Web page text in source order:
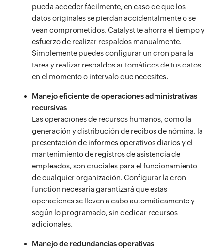
pueda acceder fácilmente, en caso de que los
datos originales se pierdan accidentalmente o se
vean comprometidos. Catalyst te ahorra el tiempo y
esfuerzo de realizar respaldos manualmente.
Simplemente puedes configurar un cron para la
tarea y realizar respaldos automáticos de tus datos
en el momento o intervalo que necesites.
Manejo eficiente de operaciones administrativas
recursivas
Las operaciones de recursos humanos, como la
generación y distribución de recibos de nómina, la
presentación de informes operativos diarios y el
mantenimiento de registros de asistencia de
empleados, son cruciales para el funcionamiento
de cualquier organización. Configurar la cron
function necesaria garantizará que estas
operaciones se lleven a cabo automáticamente y
según lo programado, sin dedicar recursos
adicionales.
Manejo de redundancias operativas